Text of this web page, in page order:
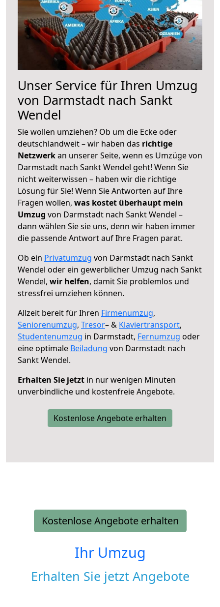
Unser Service für Ihren Umzug
von Darmstadt nach Sankt
Wendel
Sie wollen umziehen? Ob um die Ecke oder
deutschlandweit – wir haben das richtige
Netzwerkan unserer Seite, wenn es Umzüge von
Darmstadt nach Sankt Wendel geht! Wenn Sie
nicht weiterwissen – haben wir die richtige
Lösung für Sie! Wenn Sie Antworten auf Ihre
Fragen wollen, was kostet überhaupt mein
Umzug von Darmstadt nach Sankt Wendel –
dann wählen Sie sie uns, denn wir haben immer
die passende Antwort auf Ihre Fragen parat.
Ob ein Privatumzug von Darmstadt nach Sankt
Wendel oder ein gewerblicher Umzug nach Sankt
Wendel, wir helfen, damit Sie problemlos und
stressfrei umziehen können.
Allzeit bereit für Ihren Firmenumzug,
Seniorenumzug, Tresor– & Klaviertransport,
Studentenumzug in Darmstadt, Fernumzug oder
eine optimale Beiladung von Darmstadt nach
Sankt Wendel.
Erhalten Sie jetzt in nur wenigen Minuten
unverbindliche und kostenfreie Angebote.
Kostenlose Angebote erhalten
Kostenlose Angebote erhalten
Ihr Umzug
Erhalten Sie jetzt Angebote